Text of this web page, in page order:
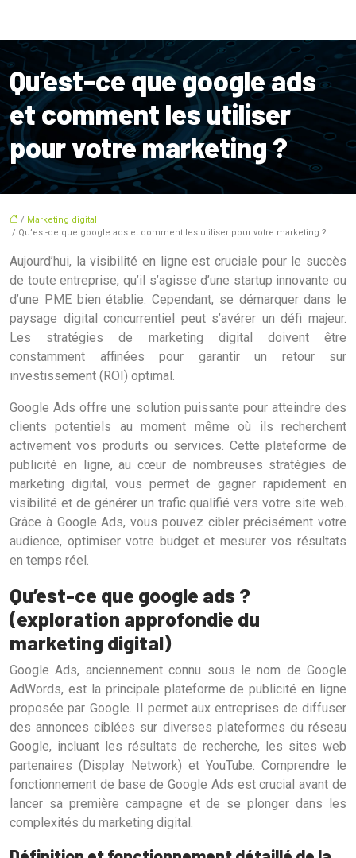
Qu’est-ce que google ads
et comment les utiliser
pour votre marketing ?
/ Marketing digital
/ Qu’est-ce que google ads et comment les utiliser pour votre marketing ?
Aujourd’hui, la visibilité en ligne est cruciale pour le succès
de toute entreprise, qu’il s’agisse d’une startup innovante ou
d’une PME bien établie. Cependant, se démarquer dans le
paysage digital concurrentiel peut s’avérer un défi majeur.
Les stratégies de marketing digital doivent être
constamment affinées pour garantir un retour sur
investissement (ROI) optimal.
Google Ads offre une solution puissante pour atteindre des
clients potentiels au moment même où ils recherchent
activement vos produits ou services. Cette plateforme de
publicité en ligne, au cœur de nombreuses stratégies de
marketing digital, vous permet de gagner rapidement en
visibilité et de générer un trafic qualifié vers votre site web.
Grâce à Google Ads, vous pouvez cibler précisément votre
audience, optimiser votre budget et mesurer vos résultats
en temps réel.
Qu’est-ce que google ads ?
(exploration approfondie du
marketing digital)
Google Ads, anciennement connu sous le nom de Google
AdWords, est la principale plateforme de publicité en ligne
proposée par Google. Il permet aux entreprises de diffuser
des annonces ciblées sur diverses plateformes du réseau
Google, incluant les résultats de recherche, les sites web
partenaires (Display Network) et YouTube. Comprendre le
fonctionnement de base de Google Ads est crucial avant de
lancer sa première campagne et de se plonger dans les
complexités du marketing digital.